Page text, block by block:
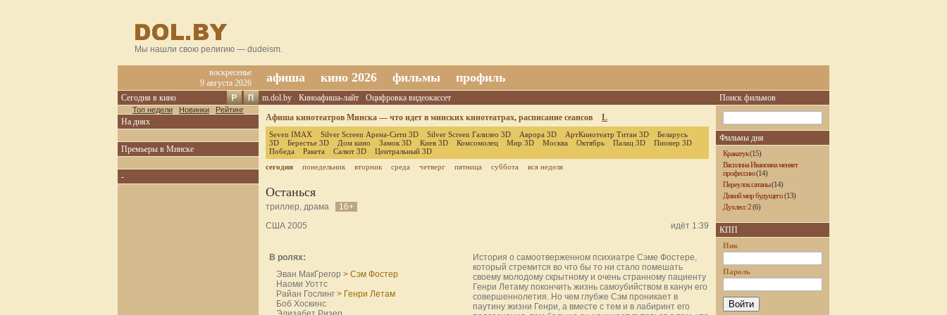
Мы нашли свою религию — dudeism.
воскресенье
9 августа 2026
афиша кино 2026 фильмы профиль
Сегодня в кино
Топ недели Новинки Рейтинг
На днях
Премьеры в Минске
-
m.dol.by Киноафиша-лайт
Оцифровка видеокассет
Афиша кинотеатров Минска — что идет в минских кинотеатрах, расписание сеансов
L
Seven IMAX Silver Screen Арена-Сити 3D Silver Screen Галилео 3D Аврора 3D АртКинотеатр Титан 3D
Беларусь
3D
Берестье 3D Дом кино Замок 3D Киев 3D Комсомолец Мир 3D Москва Октябрь Палац 3D
Пионер 3D
Победа
Ракета Салют 3D
Центральный 3D
сегодня
понедельник вторник среда четверг пятница суббота вся неделя
Останься
триллер, драма
16+
США 2005
идёт 1:39
В ролях:
Эван МакГрегор > Сэм Фостер
Наоми Уоттс
Райан Гослинг > Генри Летам
Боб Хоскинс
История о самоотверженном психиатре Сэме Фостере,
который стремится во что бы то ни стало помешать
своему молодому скрытному и очень странному пациенту
Генри Летаму покончить жизнь самоубийством в канун его
совершеннолетия. Но чем глубже Сэм проникает в
паутину жизни Генри, а вместе с тем и в лабиринт его
Поиск фильмов
Фильмы дня
Кракатук(15)
Василина Ивановна меняет
профессию(14)
Переулок сатаны(14)
Дикий мир будущего(13)
Духлесс 2(6)
КПП
Ник
Пароль